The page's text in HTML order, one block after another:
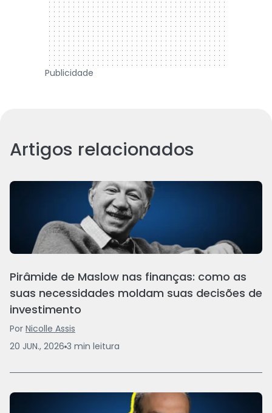
Publicidade
Artigos relacionados
Pirâmide de Maslow nas finanças: como as
suas necessidades moldam suas decisões de
investimento
Por Nicolle Assis
20 JUN., 2026 3 min leitura